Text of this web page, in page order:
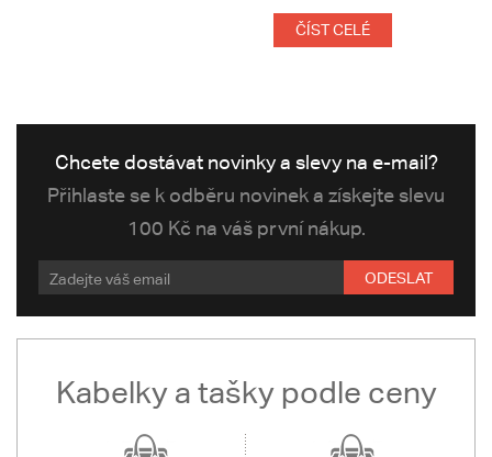
ČÍST CELÉ
Chcete dostávat novinky a slevy na e-mail?
Přihlaste se k odběru novinek a získejte slevu
100 Kč na váš první nákup.
ODESLAT
Kabelky a tašky podle ceny